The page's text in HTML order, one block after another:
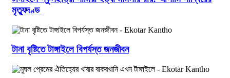
মৃত্যুদণ্ড
টানা বৃষ্টিতে টাঙ্গাইলে বিপর্যস্ত জনজীবন